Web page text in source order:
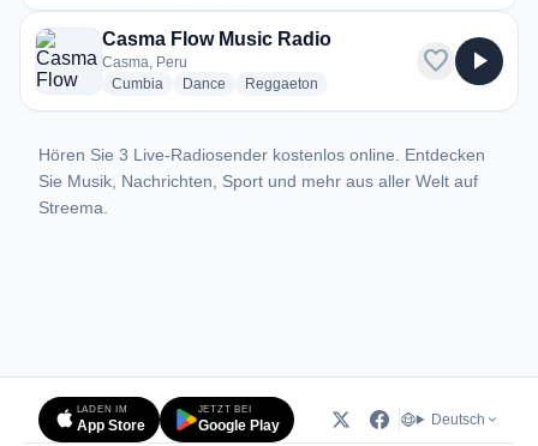
Casma Flow Music Radio
Casma, Peru
Cumbia radio stations
Dance radio stations
Reggaeton
favorite play_arrow
Hören Sie 3 Live-Radiosender kostenlos online. Entdecken
Sie Musik, Nachrichten, Sport und mehr aus aller Welt auf
Streema.
LADEN IM
App Store
JETZT BEI
Google Play Deutsch